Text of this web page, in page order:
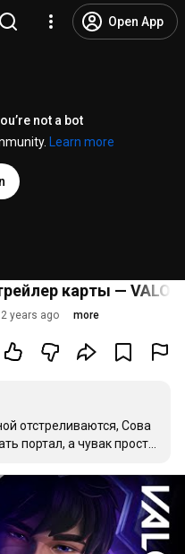
Open App
not a bot
Learn more
карты —
2 years ago more
отстреливаются, Сова
портал, а чувак просто